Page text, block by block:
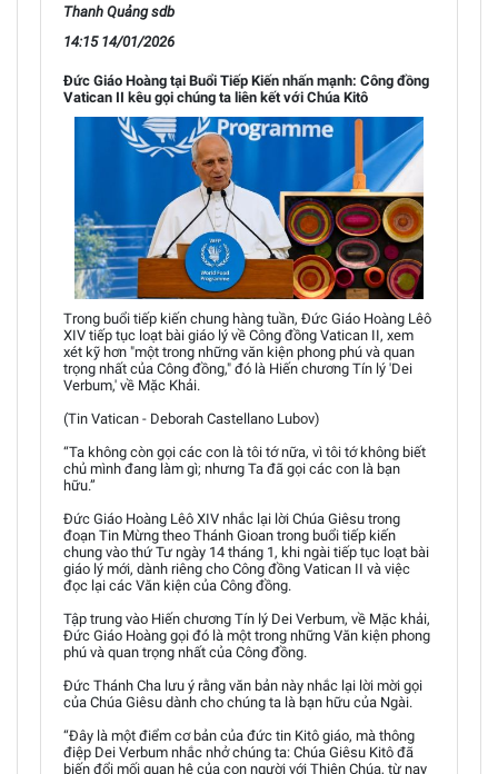
Thanh Quảng sdb
14:15 14/01/2026
Đức Giáo Hoàng tại Buổi Tiếp Kiến nhấn mạnh: Công đồng
Vatican II kêu gọi chúng ta liên kết với Chúa Kitô
Trong buổi tiếp kiến chung hàng tuần, Đức Giáo Hoàng Lêô
XIV tiếp tục loạt bài giáo lý về Công đồng Vatican II, xem
xét kỹ hơn "một trong những văn kiện phong phú và quan
trọng nhất của Công đồng," đó là Hiến chương Tín lý 'Dei
Verbum,' về Mặc Khải.
(Tin Vatican - Deborah Castellano Lubov)
“Ta không còn gọi các con là tôi tớ nữa, vì tôi tớ không biết
chủ mình đang làm gì; nhưng Ta đã gọi các con là bạn
hữu.”
Đức Giáo Hoàng Lêô XIV nhắc lại lời Chúa Giêsu trong
đoạn Tin Mừng theo Thánh Gioan trong buổi tiếp kiến
chung vào thứ Tư ngày 14 tháng 1, khi ngài tiếp tục loạt bài
giáo lý mới, dành riêng cho Công đồng Vatican II và việc
đọc lại các Văn kiện của Công đồng.
Tập trung vào Hiến chương Tín lý Dei Verbum, về Mặc khải,
Đức Giáo Hoàng gọi đó là một trong những Văn kiện phong
phú và quan trọng nhất của Công đồng.
Đức Thánh Cha lưu ý rằng văn bản này nhắc lại lời mời gọi
của Chúa Giêsu dành cho chúng ta là bạn hữu của Ngài.
“Đây là một điểm cơ bản của đức tin Kitô giáo, mà thông
điệp Dei Verbum nhắc nhở chúng ta: Chúa Giêsu Kitô đã
biến đổi mối quan hệ của con người với Thiên Chúa, từ nay